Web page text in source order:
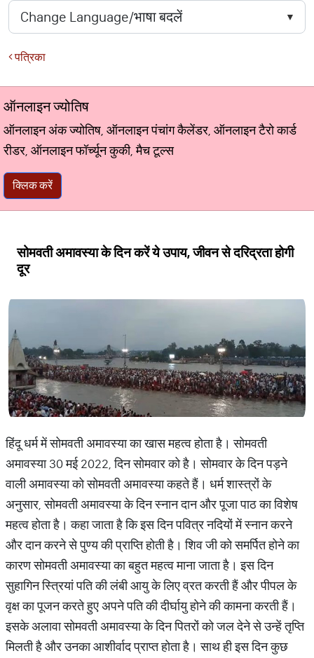
पत्रिका
ऑनलाइन ज्योतिष
ऑनलाइन अंक ज्योतिष, ऑनलाइन पंचांग कैलेंडर, ऑनलाइन टैरो कार्ड
रीडर, ऑनलाइन फॉर्च्यून कुकी, मैच टूल्स
क्लिक करें
सोमवती अमावस्या के दिन करें ये उपाय, जीवन से दरिद्रता होगी
दूर
हिंदू धर्म में सोमवती अमावस्या का खास महत्व होता है। सोमवती
अमावस्या 30 मई 2022, दिन सोमवार को है। सोमवार के दिन पड़ने
वाली अमावस्या को सोमवती अमावस्या कहते हैं। धर्म शास्त्रों के
अनुसार, सोमवती अमावस्या के दिन स्नान दान और पूजा पाठ का विशेष
महत्व होता है। कहा जाता है कि इस दिन पवित्र नदियों में स्नान करने
और दान करने से पुण्य की प्राप्ति होती है। शिव जी को समर्पित होने का
कारण सोमवती अमावस्या का बहुत महत्व माना जाता है। इस दिन
सुहागिन स्त्रियां पति की लंबी आयु के लिए व्रत करती हैं और पीपल के
वृक्ष का पूजन करते हुए अपने पति की दीर्घायु होने की कामना करती हैं।
इसके अलावा सोमवती अमावस्या के दिन पितरों को जल देने से उन्हें तृप्ति
मिलती है और उनका आशीर्वाद प्राप्त होता है। साथ ही इस दिन कुछ